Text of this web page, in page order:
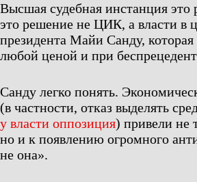
Высшая судебная инстанция это
это решение не ЦИК, а власти в
президента Майи Санду, которая
любой ценой и при
Санду легко понять.
(в частности, отказ выделять
у власти оппозиция) привели не
но и к появлению огромного
не она».